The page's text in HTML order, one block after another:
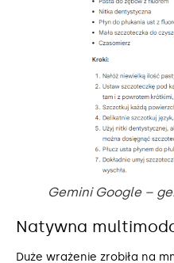
Gemini Google –
Natywna
Duże wrażenie zrobiła na